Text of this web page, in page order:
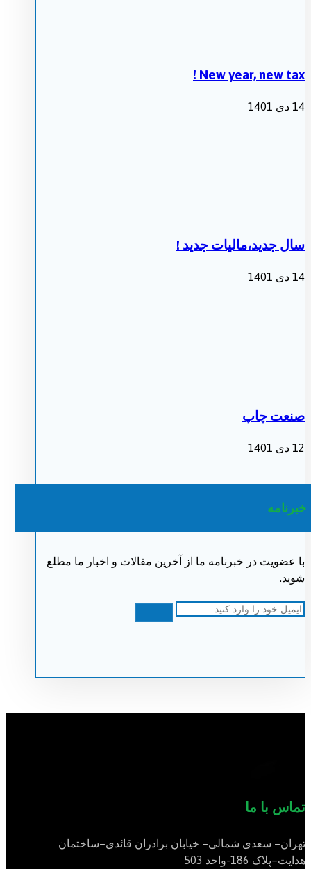
New year, new tax !
14 دی 1401
سال جدید،مالیات جدید !
14 دی 1401
صنعت چاپ
12 دی 1401
خبرنامه
با عضویت در خبرنامه ما از آخرین مقالات و اخبار ما مطلع
شوید.
تماس با ما
تهران– سعدی شمالی– خیابان برادران قائدی–ساختمان
هدایت–پلاک واحد